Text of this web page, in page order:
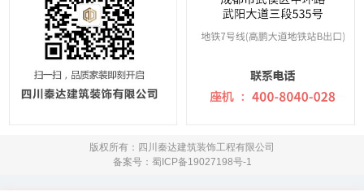
版权所有：四川秦达建筑装饰工程有限公司
备案号：蜀ICP备19027198号-1